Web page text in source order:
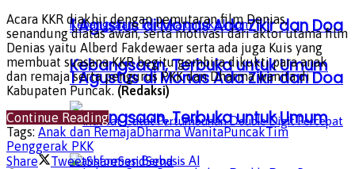
1 Agustus di Monas Ada Zikir dan Doa
Kebangsaan, Terbuka untuk Umum
1 Agustus di Monas Ada Zikir dan Doa
Kebangsaan, Terbuka untuk Umum
Acara KKR diakhir dengan pemutaran film Denias,
senandung diatas awan, serta motivasi dari aktor utama film
Denias yaitu Alberd Fakdewaer serta ada juga Kuis yang
membuat suasana KKR begitu gembira dikukti para anak
dan remaja serta pengurus PKK dan Dharma wanita di
Kabupaten Puncak. (Redaksi)
Continue Reading
Tags: Anak dan RemajaDharma WanitaPuncakTim
Penggerak PKK
Share
TweetShareSendSend